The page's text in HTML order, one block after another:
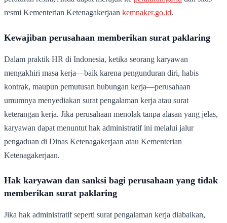
resmi Kementerian Ketenagakerjaan kemnaker.go.id.
Kewajiban perusahaan memberikan surat paklaring
Dalam praktik HR di Indonesia, ketika seorang karyawan
mengakhiri masa kerja—baik karena pengunduran diri, habis
kontrak, maupun pemutusan hubungan kerja—perusahaan
umumnya menyediakan surat pengalaman kerja atau surat
keterangan kerja. Jika perusahaan menolak tanpa alasan yang jelas,
karyawan dapat menuntut hak administratif ini melalui jalur
pengaduan di Dinas Ketenagakerjaan atau Kementerian
Ketenagakerjaan.
Hak karyawan dan sanksi bagi perusahaan yang tidak
memberikan surat paklaring
Jika hak administratif seperti surat pengalaman kerja diabaikan,